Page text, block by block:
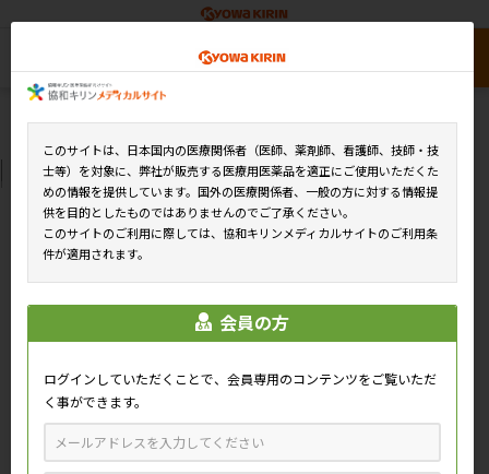
このサイトは、日本国内の医療関係者（医師、薬剤師、看護師、技師・技
士等）を対象に、弊社が販売する医療用医薬品を適正にご使用いただくた
めの情報を提供しています。国外の医療関係者、一般の方に対する情報提
供を目的としたものではありませんのでご了承ください。
このサイトのご利用に際しては、協和キリンメディカルサイトのご利用条
件が適用されます。
会員の方
ログインしていただくことで、会員専用のコンテンツをご覧いただ
く事ができます。